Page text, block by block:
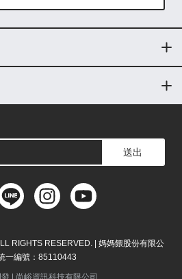
送出
RIGHTS RESERVED. | 媽媽餵股份有限公
編號：85110443
| 尚峪資訊科技有限公司